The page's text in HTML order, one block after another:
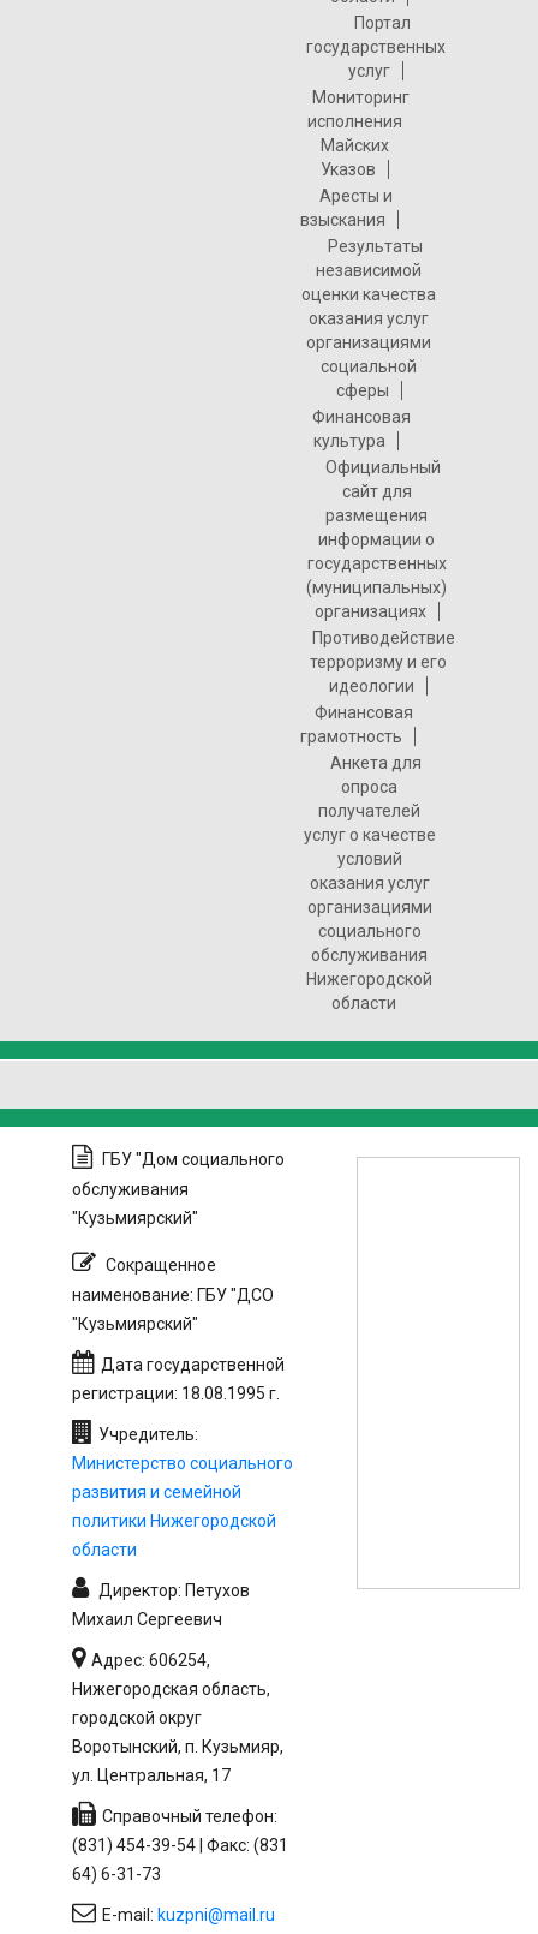
Портал
государственных
услуг
Мониторинг
исполнения
Майских
Указов
Аресты и
взыскания
Результаты
независимой
оценки качества
оказания услуг
организациями
социальной
сферы
Финансовая
культура
Официальный
сайт для
размещения
информации о
государственных
(муниципальных)
организациях
Противодействие
терроризму и его
идеологии
Финансовая
грамотность
Анкета для
опроса
получателей
услуг о качестве
условий
оказания услуг
организациями
социального
обслуживания
Нижегородской
области
ГБУ "Дом социального
обслуживания
"Кузьмиярский"
Сокращенное
наименование: ГБУ "ДСО
"Кузьмиярский"
Дата государственной
регистрации: 18.08.1995 г.
Учредитель:
Министерство социального
развития и семейной
политики Нижегородской
области
Директор: Петухов
Михаил Сергеевич
Адрес: 606254,
Нижегородская область,
городской округ
Воротынский, п. Кузьмияр,
ул. Центральная, 17
Справочный телефон:
(831) 454-39-54 | Факс: (831
64) 6-31-73
E-mail: kuzpni@mail.ru